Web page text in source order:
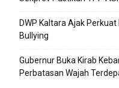
DWP Kaltara Ajak
Bullying
Gubernur Buka Kirab
Perbatasan Wajah